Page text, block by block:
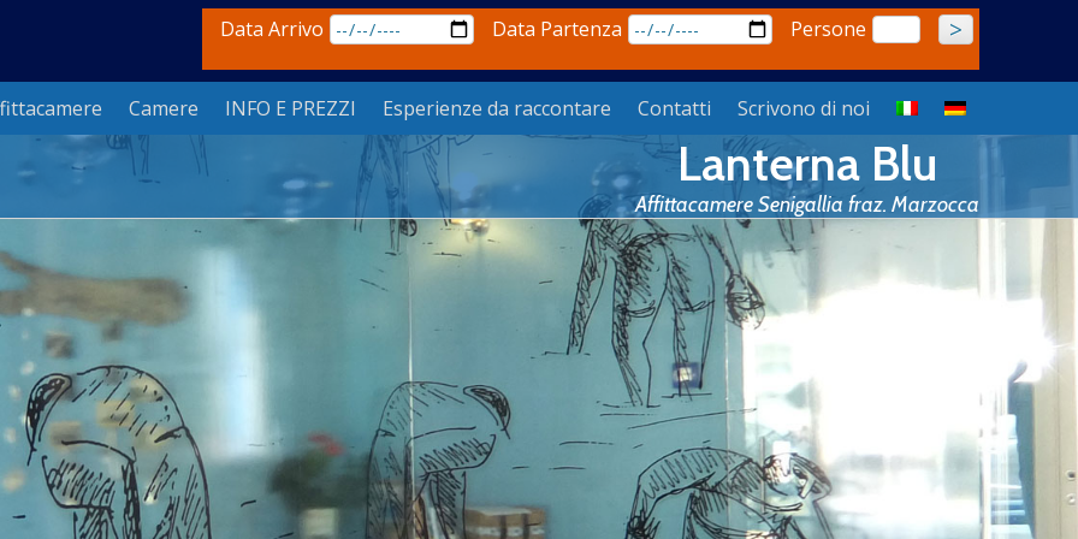
Data Arrivo Data Partenza Persone
Camere INFO E PREZZI Esperienze da raccontare Contatti Scrivono di noi
Lanterna Blu
Affittacamere Senigallia fraz. Marzocca